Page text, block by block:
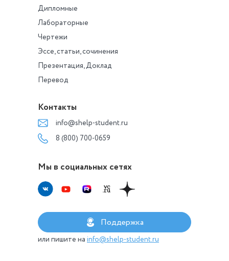
Дипломные
Лабораторные
Чертежи
Эссе, статьи, сочинения
Презентация, Доклад
Перевод
Контакты
info@shelp-student.ru
8 (800) 700-0659
Мы в социальных сетях
Поддержка
или пишите на info@shelp-student.ru